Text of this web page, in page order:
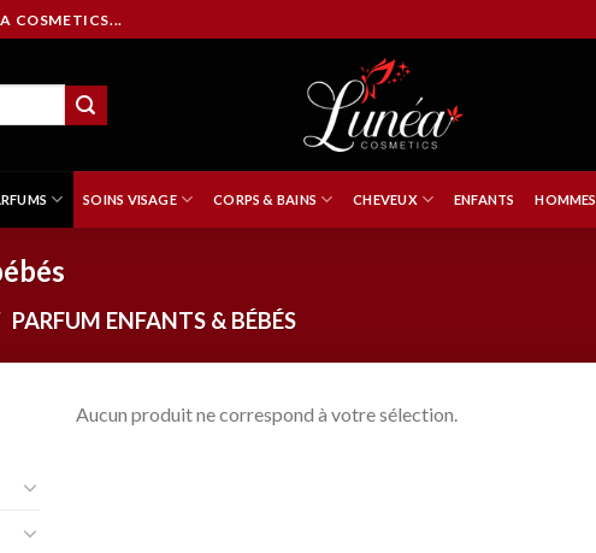
COSMETICS...
SOINS VISAGE CORPS & BAINS CHEVEUX ENFANTS HOMMES
PARFUM ENFANTS & BÉBÉS
Aucun produit ne correspond à votre sélection.